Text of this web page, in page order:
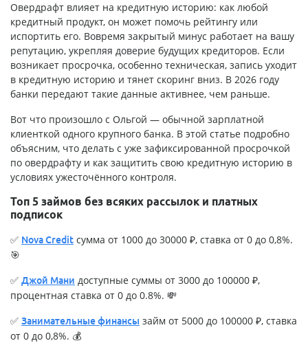
Овердрафт влияет на кредитную историю: как любой
кредитный продукт, он может помочь рейтингу или
испортить его. Вовремя закрытый минус работает на вашу
репутацию, укрепляя доверие будущих кредиторов. Если
возникает просрочка, особенно техническая, запись уходит
в кредитную историю и тянет скоринг вниз. В 2026 году
банки передают такие данные активнее, чем раньше.
Вот что произошло с Ольгой — обычной зарплатной
клиенткой одного крупного банка. В этой статье подробно
объясним, что делать с уже зафиксированной просрочкой
по овердрафту и как защитить свою кредитную историю в
условиях ужесточённого контроля.
Топ 5 займов без всяких рассылок и платных
подписок
✅ Nova Credit сумма от 1000 до 30000 ₽, ставка от 0 до 0,8%.
🎯
✅ Джой Мани доступные суммы от 3000 до 100000 ₽,
процентная ставка от 0 до 0.8%. 💸
✅ Занимательные финансы займ от 5000 до 100000 ₽, ставка
от 0 до 0,8%. 💰